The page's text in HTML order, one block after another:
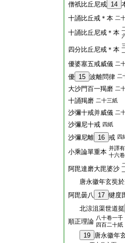
僧祇比丘尼戒 14
十誦比丘戒＊本 二
十誦比丘尼戒＊本
四分比丘尼戒＊本
優婆塞五戒威儀 二
優 15 波離問律 二
大沙門百一羯磨 二
十誦羯磨 二十三紙
沙彌十戒并威儀 二
沙彌尼十戒 四紙
沙彌尼離 16 戒 四
小乘論單重本 并譯
十六
阿毘達磨大毘婆沙
唐永徽年玄奘於
阿毘曇八
17 犍度
北涼沮渠世道挺
順正理論 八十卷一千
四百二十紙
19 唐永徽年